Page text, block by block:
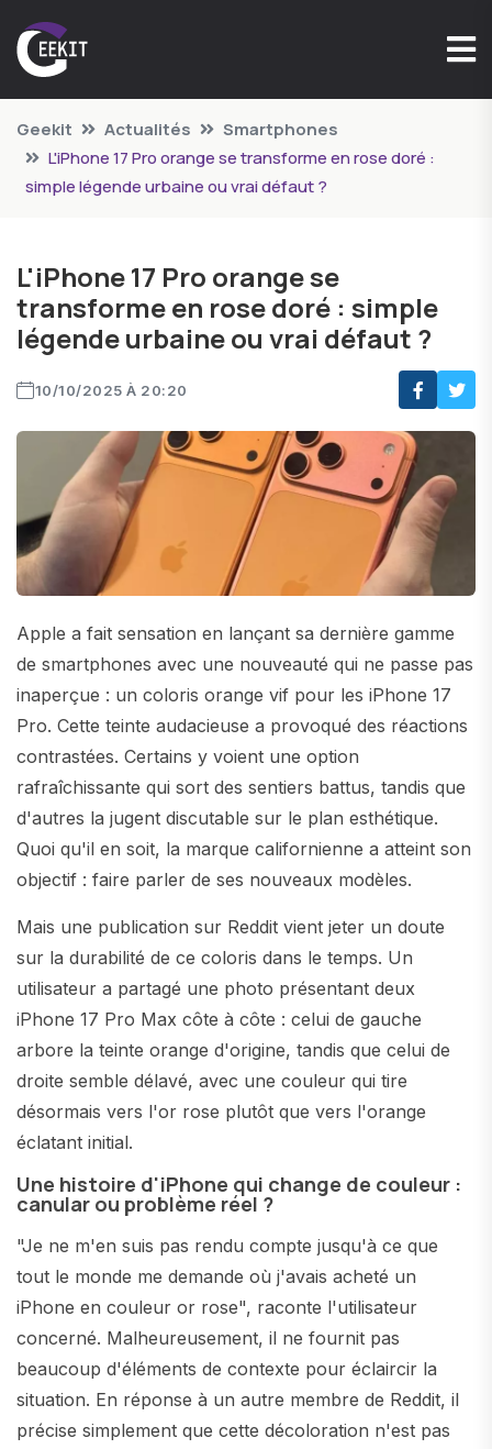
Geekit Actualités
Smartphones
L'iPhone 17 Pro orange se transforme en rose doré :
simple légende urbaine ou vrai défaut ?
L'iPhone 17 Pro orange se
transforme en rose doré : simple
légende urbaine ou vrai défaut ?
10/10/2025 À 20:20
Apple a fait sensation en lançant sa dernière gamme
de smartphones avec une nouveauté qui ne passe pas
inaperçue : un coloris orange vif pour les iPhone 17
Pro. Cette teinte audacieuse a provoqué des réactions
contrastées. Certains y voient une option
rafraîchissante qui sort des sentiers battus, tandis que
d'autres la jugent discutable sur le plan esthétique.
Quoi qu'il en soit, la marque californienne a atteint son
objectif : faire parler de ses nouveaux modèles.
Mais une publication sur Reddit vient jeter un doute
sur la durabilité de ce coloris dans le temps. Un
utilisateur a partagé une photo présentant deux
iPhone 17 Pro Max côte à côte : celui de gauche
arbore la teinte orange d'origine, tandis que celui de
droite semble délavé, avec une couleur qui tire
désormais vers l'or rose plutôt que vers l'orange
éclatant initial.
Une histoire d'iPhone qui change de couleur :
canular ou problème réel ?
"Je ne m'en suis pas rendu compte jusqu'à ce que
tout le monde me demande où j'avais acheté un
iPhone en couleur or rose", raconte l'utilisateur
concerné. Malheureusement, il ne fournit pas
beaucoup d'éléments de contexte pour éclaircir la
situation. En réponse à un autre membre de Reddit, il
précise simplement que cette décoloration n'est pas